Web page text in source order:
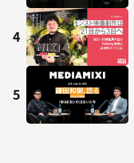
4
5